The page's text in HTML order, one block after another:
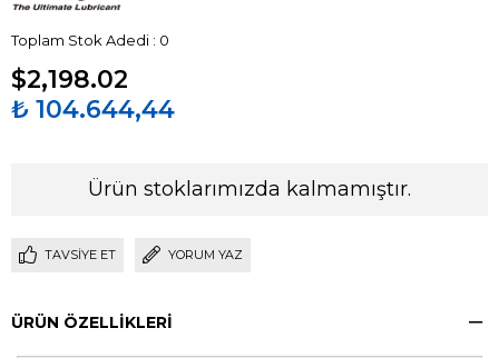
Toplam Stok Adedi : 0
$2,198.02
₺ 104.644,44
Ürün stoklarımızda kalmamıştır.
TAVSIYE ET YORUM YAZ
ÜRÜN ÖZELLIKLERI